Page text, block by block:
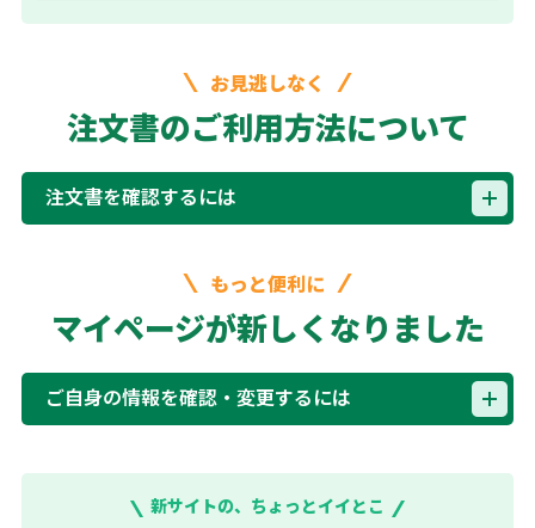
お見逃しなく
注文書のご利用方法について
注文書を確認するには
もっと便利に
マイページが新しくなりました
ご自身の情報を確認・変更するには
新サイトの、ちょっとイイとこ